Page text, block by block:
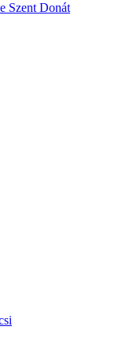
Szent Donát